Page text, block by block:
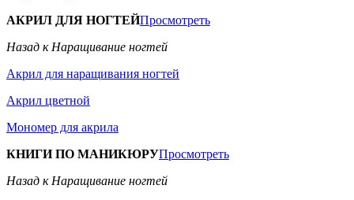
АКРИЛ ДЛЯ НОГТЕЙПросмотреть
Назад к Наращивание ногтей
Акрил для наращивания ногтей
Акрил цветной
Мономер для акрила
КНИГИ ПО МАНИКЮРУПросмотреть
Назад к Наращивание ногтей